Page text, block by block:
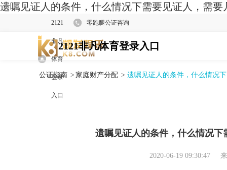
遗嘱见证人的条件，什么情况下需要见证人，需
2121
非凡
体育
登录
入口
零跑腿公证咨询
2121非凡体育登录入口
公证指南 > 家庭财产分配 > 遗嘱见证人的条件，什么情况
遗嘱见证人的条件，什么情况
2020-06-19 09:30:47